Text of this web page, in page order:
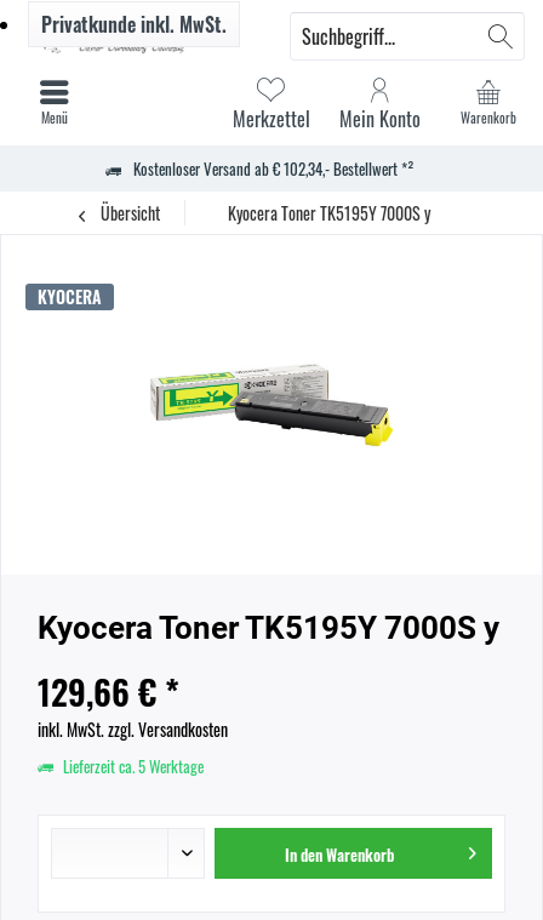
Kostenloser Versand ab € 102,34,- Bestellwert *²
Warenkorb
Merkzettel Mein Konto
Privatkundeinkl. MwSt.
Menü
Übersicht Kyocera Toner TK5195Y 7000S y
KYOCERA
Kyocera Toner TK5195Y 7000S y
129,66 € *
inkl. MwSt.zzgl. Versandkosten
Lieferzeit ca. 5 Werktage
In denWarenkorb